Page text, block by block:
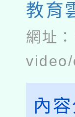
教育
網址：
內容